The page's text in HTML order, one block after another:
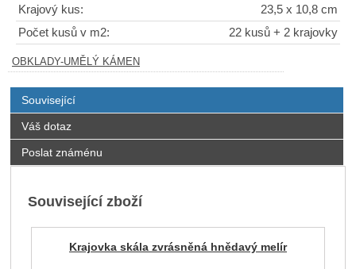
Krajový kus:
23,5 x 10,8 cm
Počet kusů v m2:
22 kusů + 2 krajovky
OBKLADY-UMĚLÝ KÁMEN
Související
Váš dotaz
Poslat známénu
Související zboží
Krajovka skála zvrásněná hnědavý melír